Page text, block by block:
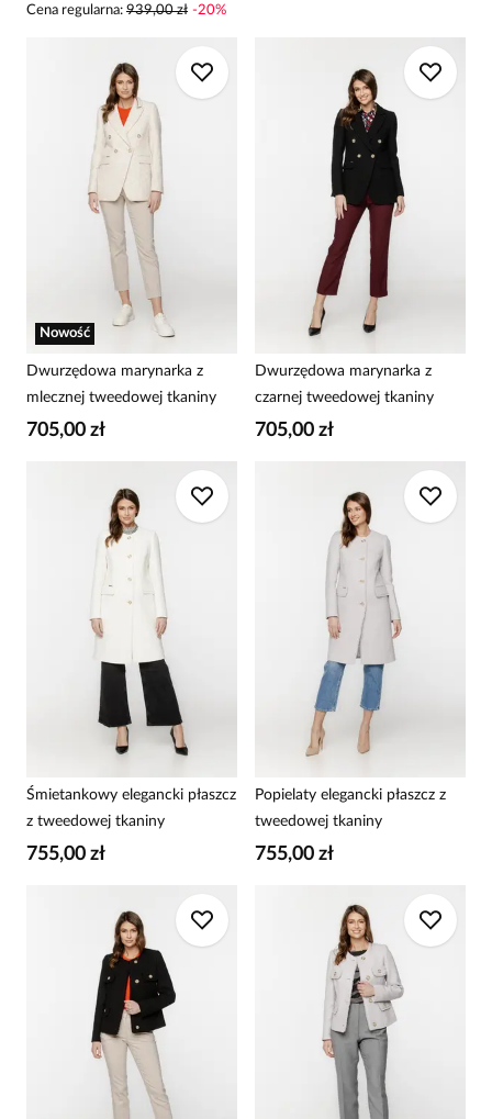
Cena regularna: 939,00 zł -20%
Nowość
Dwurzędowa marynarka z
mlecznej tweedowej tkaniny
705,00 zł
Dwurzędowa marynarka z
czarnej tweedowej tkaniny
705,00 zł
Śmietankowy elegancki płaszcz
z tweedowej tkaniny
755,00 zł
Popielaty elegancki płaszcz z
tweedowej tkaniny
755,00 zł